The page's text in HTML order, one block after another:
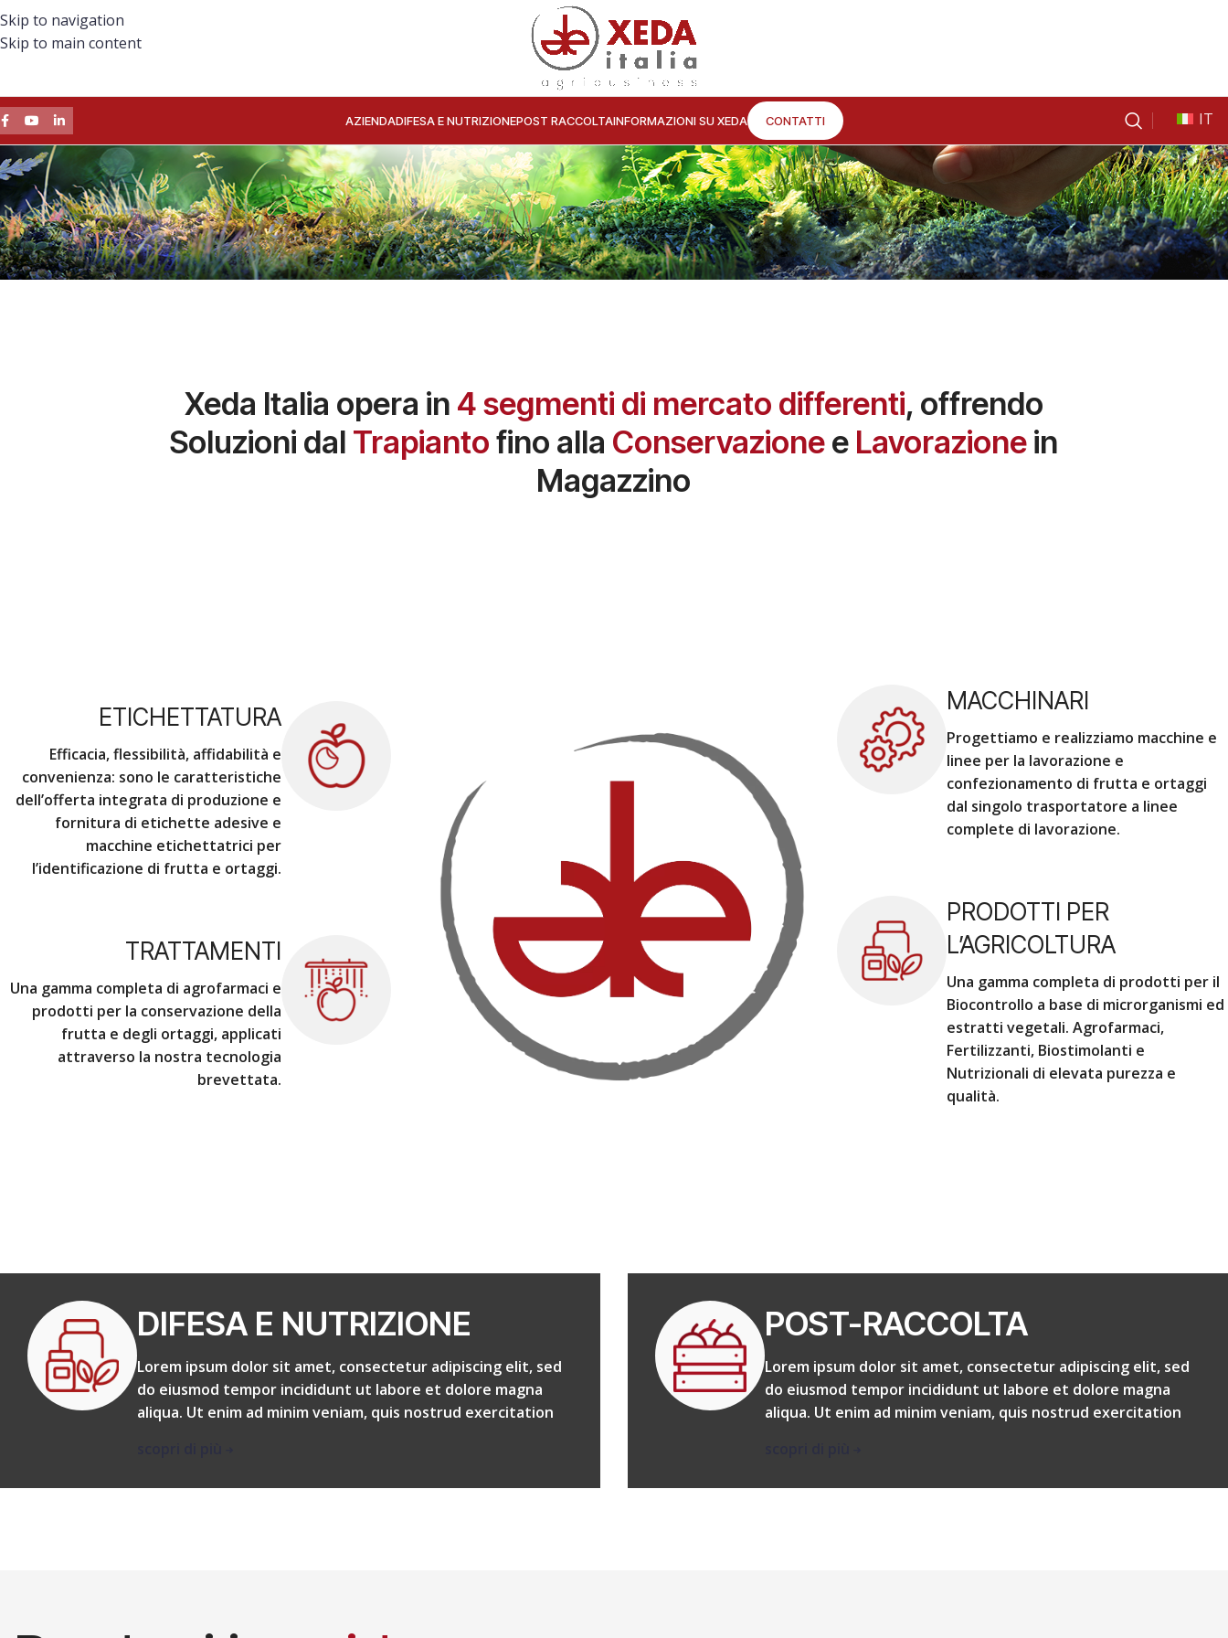
Skip to navigation
Skip to main content
AZIENDADIFESA E NUTRIZIONEPOST RACCOLTAINFORMAZIONI SU XEDA CONTATTI IT
Xeda Italia opera in 4 segmenti di mercato differenti, offrendo
Soluzioni dal Trapiantofino alla Conservazionee Lavorazionein
Magazzino
ETICHETTATURA
Efficacia, flessibilità, affidabilità e
convenienza: sono le caratteristiche
dell’offerta integrata di produzione e
fornitura di etichette adesive e
macchine etichettatrici per
l’identificazione di frutta e ortaggi.
TRATTAMENTI
Una gamma completa di agrofarmaci e
prodotti per la conservazione della
frutta e degli ortaggi, applicati
attraverso la nostra tecnologia
brevettata.
MACCHINARI
Progettiamo e realizziamo macchine e
linee per la lavorazione e
confezionamento di frutta e ortaggi
dal singolo trasportatore a linee
complete di lavorazione.
PRODOTTI PER
L’AGRICOLTURA
Una gamma completa di prodotti per il
Biocontrollo a base di microrganismi ed
estratti vegetali. Agrofarmaci,
Fertilizzanti, Biostimolanti e
Nutrizionali di elevata purezza e
qualità.
DIFESA E NUTRIZIONE
Lorem ipsum dolor sit amet, consectetur adipiscing elit, sed
do eiusmod tempor incididunt ut labore et dolore magna
aliqua. Ut enim ad minim veniam, quis nostrud exercitation
POST-RACCOLTA
Lorem ipsum dolor sit amet, consectetur adipiscing elit, sed
do eiusmod tempor incididunt ut labore et dolore magna
aliqua. Ut enim ad minim veniam, quis nostrud exercitation